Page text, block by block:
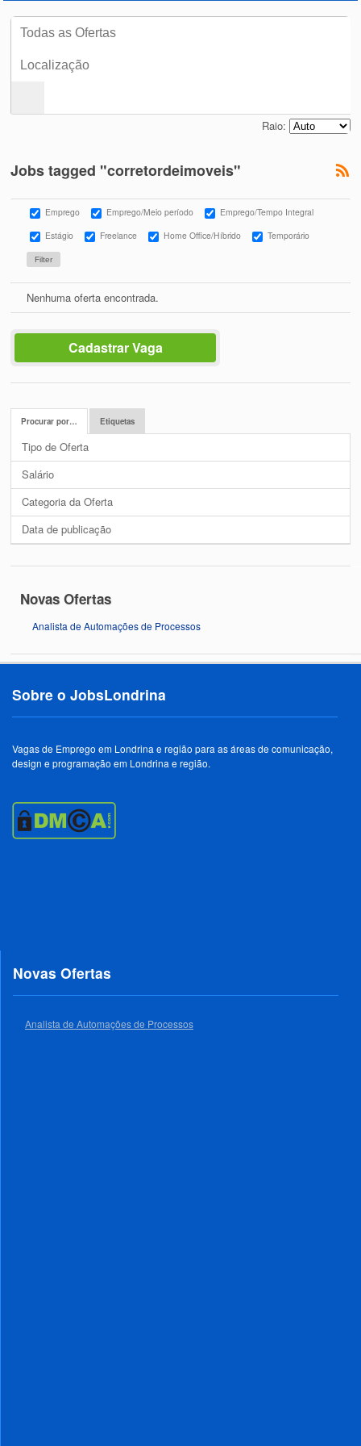
Raio:
Jobs tagged "corretordeimoveis"
Emprego Emprego/Meio período
Emprego/Tempo Integral
Estágio
Freelance Home Office/Híbrido Temporário
Nenhuma oferta encontrada.
Cadastrar Vaga
Procurar por… Etiquetas
Tipo de Oferta
Salário
Categoria da Oferta
Data de publicação
Novas Ofertas
Analista de Automações de Processos
Sobre o JobsLondrina
Vagas de Emprego em Londrina e região para as áreas de comunicação,
design e programação em Londrina e região.
Novas Ofertas
Analista de Automações de Processos